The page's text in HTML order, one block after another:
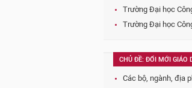
Trường Đại học
Trường Đại học
CHỦ ĐỀ: ĐỔI MỚI GIÁO
Các bộ, ngành, địa